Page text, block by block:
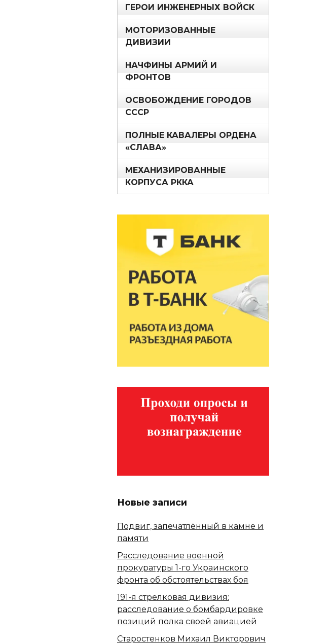
ГЕРОИ ИНЖЕНЕРНЫХ ВОЙСК
МОТОРИЗОВАННЫЕ
ДИВИЗИИ
НАЧФИНЫ АРМИЙ И
ФРОНТОВ
ОСВОБОЖДЕНИЕ ГОРОДОВ
СССР
ПОЛНЫЕ КАВАЛЕРЫ ОРДЕНА
«СЛАВА»
МЕХАНИЗИРОВАННЫЕ
КОРПУСА РККА
Новые записи
Подвиг, запечатлённый в камне и
памяти
Расследование военной
прокуратуры 1-го Украинского
фронта об обстоятельствах боя
191-я стрелковая дивизия:
расследование о бомбардировке
позиций полка своей авиацией
Старостенков Михаил Викторович